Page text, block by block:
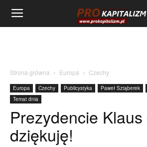
Strona główna Europa Czechy
Europa Czechy Publicystyka Paweł Sztąberek
Temat dnia
Prezydencie
dziękuję!